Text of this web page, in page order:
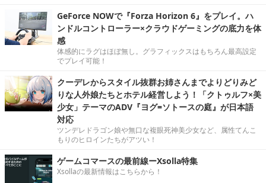
GeForce NOWで『Forza Horizon 6』をプレイ。ハ
ンドルコントローラー×クラウドゲーミングの底力を体
感
体感的にラグはほぼ無し。グラフィックスはもちろん最高設定
でプレイ可能！
クーデレからスタイル抜群お姉さんまでよりどりみど
りな人外娘たちとホテル経営しよう！「クトゥルフ×美
少女」テーマのADV『ヨグ=ソトースの庭』が日本語
対応
ツンデレドラゴン娘や無口な複眼死神美少女など、属性てんこ
もりのヒロインたちがアツい！
ゲームコマースの最前線ーXsolla特集
Xsollaの最新情報はこちらから！